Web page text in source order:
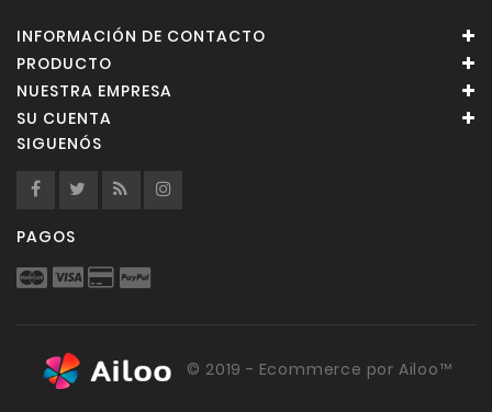
INFORMACIÓN DE CONTACTO
PRODUCTO
NUESTRA EMPRESA
SU CUENTA
SIGUENÓS
PAGOS
© 2019 - Ecommerce por Ailoo™